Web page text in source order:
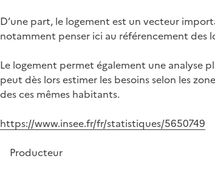
D’une part, le logement est un vecteur
notamment penser ici au référencement des
Le logement permet également une analyse
peut dès lors estimer les besoins selon les
des ces mêmes habitants.
https://www.insee.fr/fr/statistiques/5650749
Producteur